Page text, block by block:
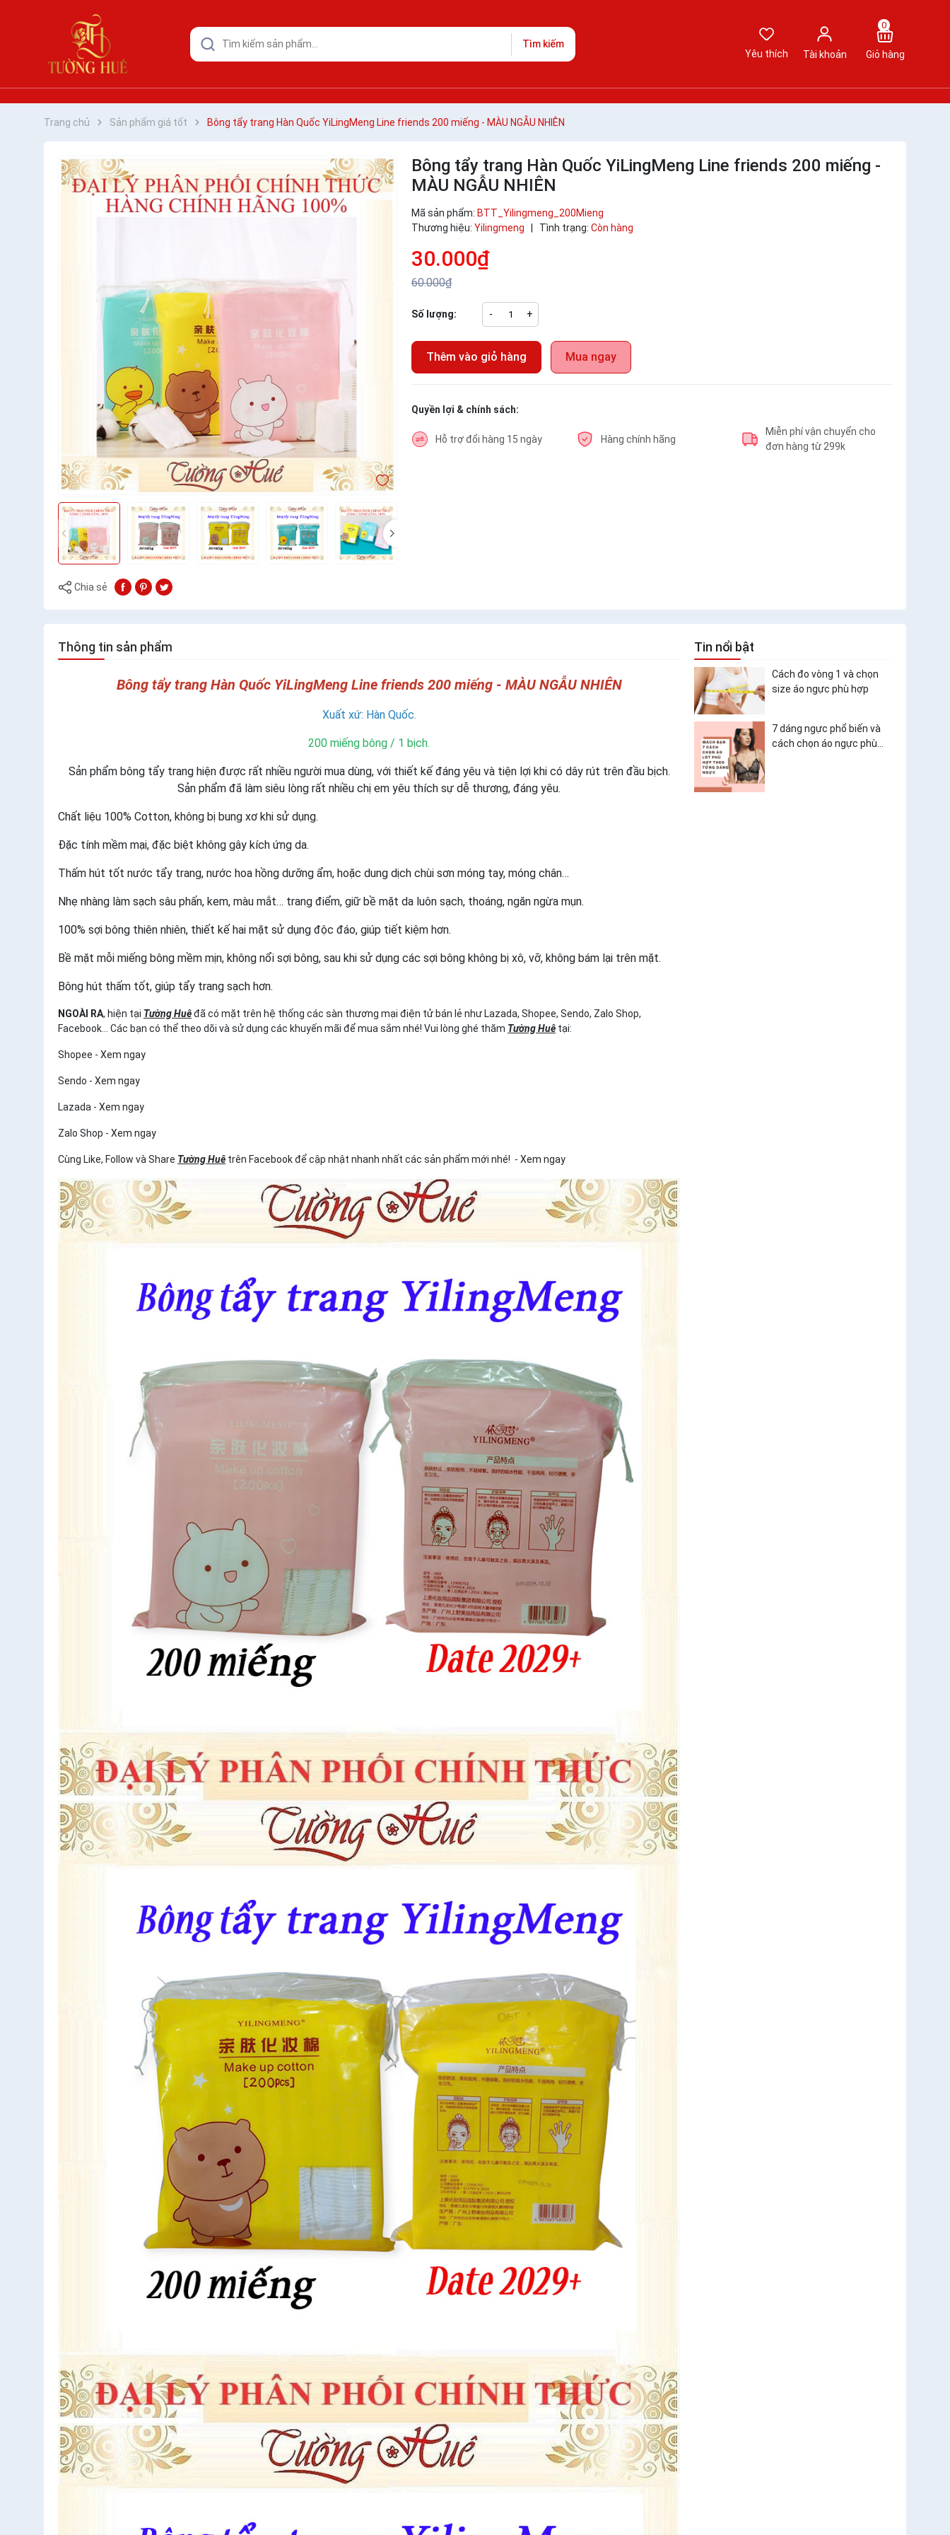
Tìm kiếm
Yêu thích
Tài khoản
0
Giỏ hàng
Trang chủ Sản phẩm giá tốt Bông tẩy trang Hàn Quốc YiLingMeng Line friends 200 miếng - MÀU NGẪU NHIÊN
Chia sẻ
Bông tẩy trang Hàn Quốc YiLingMeng Line friends 200 miếng -
MÀU NGẪU NHIÊN
Mã sản phẩm: BTT_Yilingmeng_200Mieng
Thương hiệu: Yilingmeng Tình trạng: Còn hàng
30.000₫
60.000₫
Số lượng: - +
Thêm vào giỏ hàng Mua ngay
Quyền lợi & chính sách:
Hỗ trợ đổi hàng 15 ngày Hàng chính hãng
Miễn phí vận chuyển cho
đơn hàng từ 299k
Thông tin sản phẩm
Bông tẩy trang Hàn Quốc YiLingMeng Line friends 200 miếng - MÀU NGẪU NHIÊN
Xuất xứ: Hàn Quốc.
200 miếng bông / 1 bịch.
Sản phẩm bông tẩy trang hiện được rất nhiều người mua dùng, với thiết kế đáng yêu và tiện lợi khi có dây rút trên đầu bịch.
Sản phẩm đã làm siêu lòng rất nhiều chị em yêu thích sự dễ thương, đáng yêu.
Chất liệu 100% Cotton, không bị bung xơ khi sử dụng.
Đặc tính mềm mại, đặc biệt không gây kích ứng da.
Thấm hút tốt nước tẩy trang, nước hoa hồng dưỡng ẩm, hoặc dung dịch chùi sơn móng tay, móng chân…
Nhẹ nhàng làm sạch sâu phấn, kem, màu mắt… trang điểm, giữ bề mặt da luôn sạch, thoáng, ngăn ngừa mụn.
100% sợi bông thiên nhiên, thiết kế hai mặt sử dụng độc đáo, giúp tiết kiệm hơn.
Bề mặt mỗi miếng bông mềm mịn, không nổi sợi bông, sau khi sử dụng các sợi bông không bị xô, vỡ, không bám lại trên mặt.
Bông hút thấm tốt, giúp tẩy trang sạch hơn.
NGOÀI RA, hiện tại Tường Huêđã có mặt trên hệ thống các sàn thương mại điện tử bán lẻ như Lazada, Shopee, Sendo, Zalo Shop,
Facebook... Các bạn có thể theo dõi và sử dụng các khuyến mãi để mua sắm nhé! Vui lòng ghé thăm Tường Huê tại:
Shopee - Xem ngay
Sendo - Xem ngay
Lazada - Xem ngay
Zalo Shop - Xem ngay
Cùng Like, Follow và Share Tường Huê trên Facebookđể cập nhật nhanh nhất các sản phẩm mới nhé! - Xem ngay
Tin nổi bật
Cách đo vòng 1 và chọn
size áo ngực phù hợp
7 dáng ngực phổ biến và
cách chọn áo ngực phù